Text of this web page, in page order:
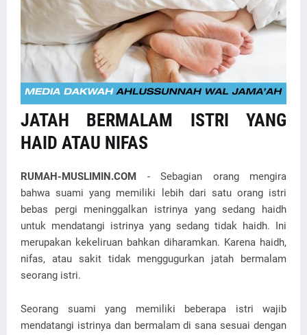
JATAH BERMALAM ISTRI YANG
HAID ATAU NIFAS
RUMAH-MUSLIMIN.COM - Sebagian orang mengira
bahwa suami yang memiliki lebih dari satu orang istri
bebas pergi meninggalkan istrinya yang sedang haidh
untuk mendatangi istrinya yang sedang tidak haidh. Ini
merupakan kekeliruan bahkan diharamkan. Karena haidh,
nifas, atau sakit tidak menggugurkan jatah bermalam
seorang istri.
Seorang suami yang memiliki beberapa istri wajib
mendatangi istrinya dan bermalam di sana sesuai dengan